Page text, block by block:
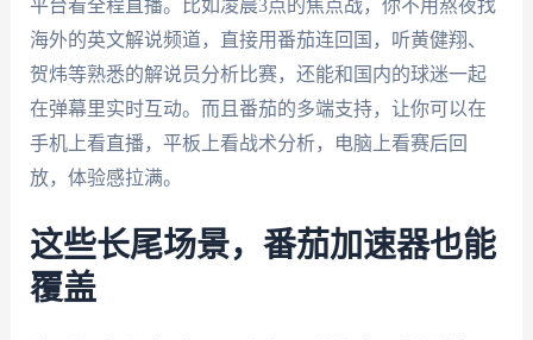
平台看全程直播。比如凌晨3点的焦点战，你不用熬夜找
海外的英文解说频道，直接用番茄连回国，听黄健翔、
贺炜等熟悉的解说员分析比赛，还能和国内的球迷一起
在弹幕里实时互动。而且番茄的多端支持，让你可以在
手机上看直播，平板上看战术分析，电脑上看赛后回
放，体验感拉满。
这些长尾场景，番茄加速器也能
覆盖